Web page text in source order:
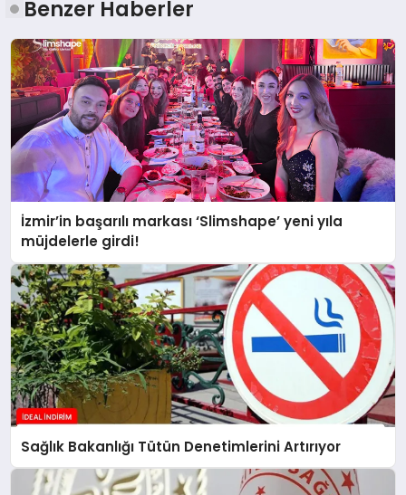
Benzer Haberler
İzmir’in başarılı markası ‘Slimshape’ yeni yıla
müjdelerle girdi!
Sağlık Bakanlığı Tütün Denetimlerini Artırıyor